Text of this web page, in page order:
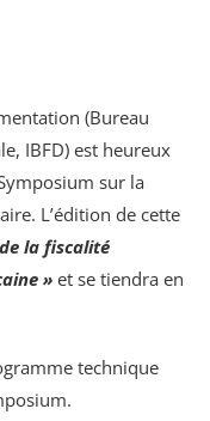
(Bureau
IBFD) est heureux
sur la
L’édition de cette
la fiscalité
»et se tiendra en
technique